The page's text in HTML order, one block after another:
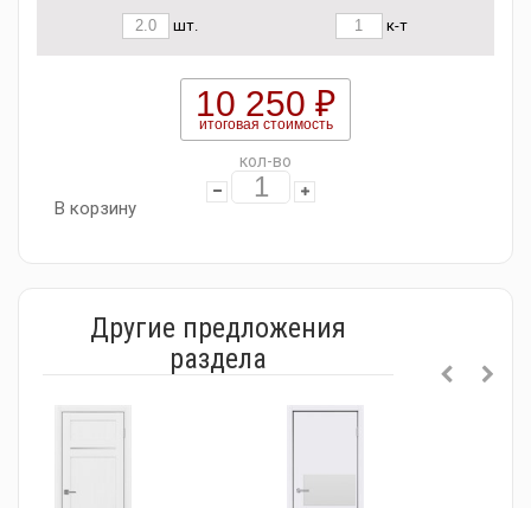
шт. к-т
10 250 ₽
итоговая стоимость
кол-во
В корзину
Другие предложения
раздела